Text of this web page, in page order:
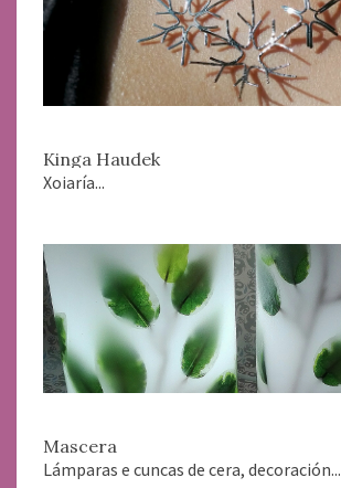
Kinga Haudek
Xoiaría...
Mascera
Lámparas e cuncas de cera, decoración...